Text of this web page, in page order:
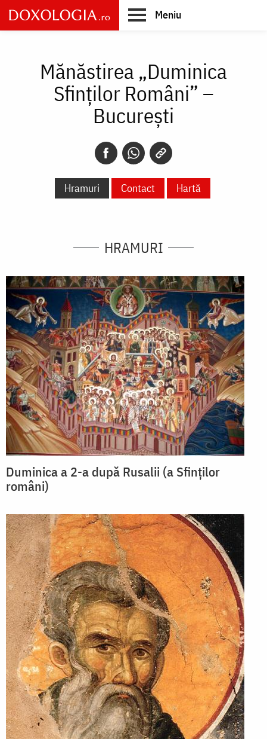
Skip
to
main
Meniu
Mănăstirea „Duminica
Sfinților Români” –
București
Hramuri Contact Hartă
HRAMURI
Duminica a 2-a după Rusalii (a Sfinților
români)